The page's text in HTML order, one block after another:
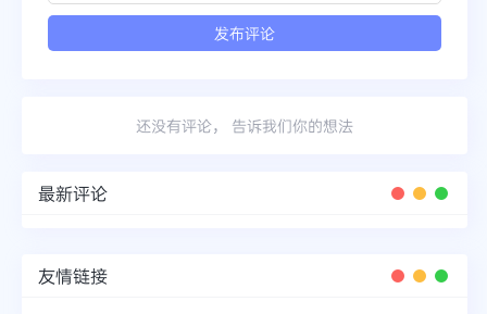
还没有评论， 告诉我们你的想法
最新评论
友情链接